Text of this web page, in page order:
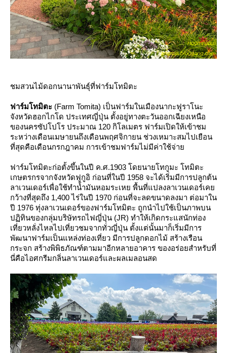
ชมสวนไม้ดอกนานาพันธุ์ที่ฟาร์มโทมิตะ
ฟาร์มโทมิตะ (Farm Tomita) เป็นฟาร์มในเมืองนากะฟูราโนะ
จังหวัดฮอกไกโด ประเทศญี่ปุ่น ตั้งอยู่ทางตะวันออกเฉียงเหนือ
ของนครซัปโปโร ประมาณ 120 กิโลเมตร ฟาร์มเปิดให้เข้าชม
ระหว่างเดือนเมษายนถึงเดือนพฤศจิกายน ช่วงเหมาะสมไปเยือน
ที่สุดคือเดือนกรกฎาคม การเข้าชมฟาร์มไม่มีค่าใช้จ่า
ฟาร์มโทมิตะก่อตั้งขึ้นในปี ค.ศ.1903 โดยนายโทกูมะ โทมิตะ
เกษตรกรจากจังหวัดฟูกูอิ ก่อนที่ในปี 1958 จะได้เริ่มมีการปลูกต้น
ลาเวนเดอร์เพื่อใช้ทำน้ำมันหอมระเหย พื้นที่แปลงลาเวนเดอร์เค
กว้างที่สุดถึง 1,400 ไร่ในปี 1970 ก่อนที่จะลดขนาดลงมา ต่อมาใน
ปี 1976 ทุ่งลาเวนเดอร์ของฟาร์มโทมิตะ ถูกนำไปใช้เป็นภาพบน
ปฏิทินของกลุ่มบริษัทรถไฟญี่ปุ่น (JR) ทำให้เกิดกระแสนักท่อง
เที่ยวหลั่งไหลไปเที่ยวชมจากทั่วญี่ปุ่น ตั้งแต่นั้นมาก็เริ่มมีการ
พัฒนาฟาร์มเป็นแหล่งท่องเที่ยว มีการปลูกดอกไม้ สร้างเรือน
กระจก สร้างพิพิธภัณฑ์ตามมาอีกหลายอาคาร ของอร่อยสำหรับที่
นี่คือไอศกรีมกลิ่นลาเวนเดอร์และผลเมลอนสด